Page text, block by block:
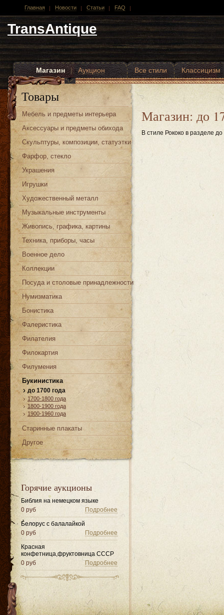
Главная Новости Статьи FAQ
TransAntique
Магазин | Аукцион Все стили
Классицизм
Другие стили
Товары
Мебель и предметы интерьера
Аксессуары и предметы обихода
Скульптуры, композиции, статуэтки
Фарфор, стекло
Украшения
Игрушки
Художественный металл
Музыкальные инструменты
Живопись, графика, картины
Техника, приборы, часы
Военное дело
Коллекции
Посуда и столовые принадлежности
Нумизматика
Бонистика
Фалеристика
Филателия
Филокартия
Филумения
Букинистика
до 1700 года
1700-1800 года
1800-1900 года
1900-1960 года
Старинные плакаты
Другое
Горячие аукционы
Библия на немецком языке
Подробнее
0 руб
Белорус с балалайкой
Подробнее
0 руб
Красная
конфетница,фруктовница СССР
Подробнее
0 руб
Магазин: до
В стиле Рококо в разделе